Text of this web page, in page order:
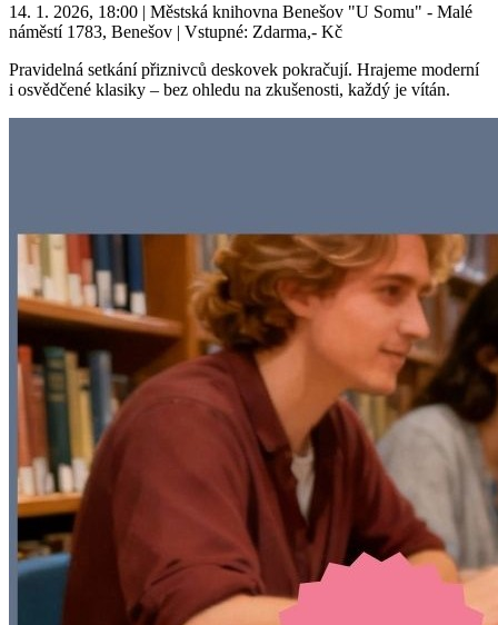
14. 1. 2026, 18:00 | Městská knihovna Benešov "U Somu" - Malé
náměstí 1783, Benešov | Vstupné: Zdarma,- Kč
Pravidelná setkání přiznivců deskovek pokračují. Hrajeme moderní
i osvědčené klasiky – bez ohledu na zkušenosti, každý je vítán.